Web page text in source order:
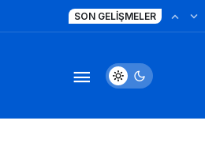
SON GELIŞMELER